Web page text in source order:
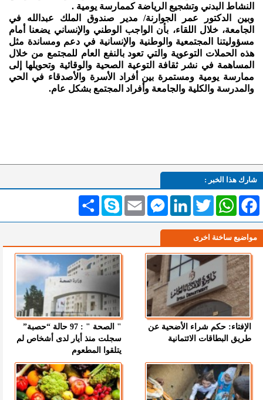
النشاط البدني وتشجيع الرياضة كممارسة يومية .
وبين الدكتور عمر الجوارنة/ مدير صندوق الملك عبدالله في
الجامعة، خلال اللقاء، بأن الواجب الوطني والإنساني يضعنا أمام
مسؤوليتنا المجتمعية والوطنية والإنسانية في دعم ومساندة مثل
هذه الحملات التوعوية والتي تعود بالنفع العام للمجتمع من خلال
المساهمة في نشر ثقافة التوعية الصحية والوقائية وتحويلها إلى
ممارسة يومية ومستمرة بين أفراد الأسرة والأصدقاء في الحي
والمدرسة والكلية والجامعة وأفراد المجتمع بشكل عام.
شارك هذا الخبر :
انشر Skype Email
MessengerLinkedInTwitterWhatsAppFacebook
مواضيع ساخنة اخرى
الإفتاء: حكم شراء الأضحية عن
طريق البطاقات الائتمانية
" الصحة " : 97 حالة “حصبة”
سجلت منذ أيار لدى أشخاص لم
يتلقوا المطعوم